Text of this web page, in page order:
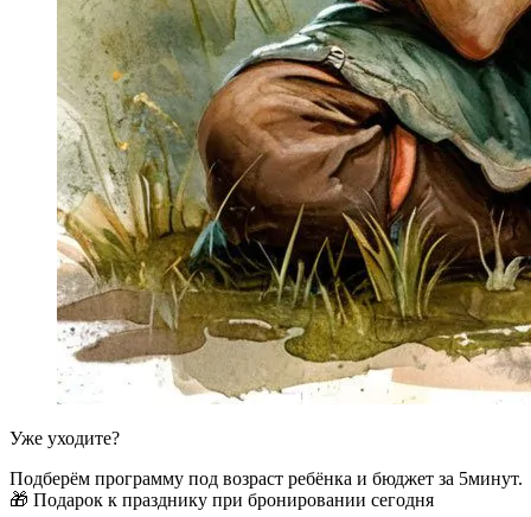
Уже уходите?
Подберём программу под возраст ребёнка и бюджет за 5минут.
🎁 Подарок к празднику при бронировании сегодня